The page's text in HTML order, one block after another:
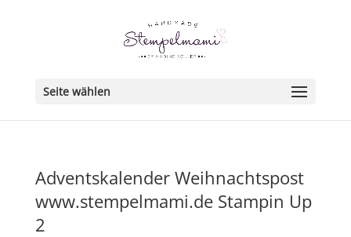
Seite wählen
Adventskalender Weihnachtspost
www.stempelmami.de Stampin Up
2